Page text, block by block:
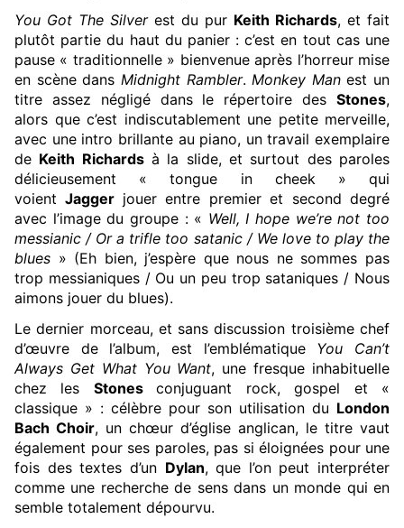
You Got The Silver est du pur Keith Richards, et fait
plutôt partie du haut du panier : c’est en tout cas une
pause « traditionnelle » bienvenue après l’horreur mise
en scène dans Midnight Rambler. Monkey Man est un
titre assez négligé dans le répertoire des Stones,
alors que c’est indiscutablement une petite merveille,
avec une intro brillante au piano, un travail exemplaire
de Keith Richards à la slide, et surtout des paroles
délicieusement « tongue in cheek » qui
voient Jagger jouer entre premier et second degré
avec l’image du groupe : « Well, I hope we’re not too
messianic / Or a trifle too satanic / We love to play the
blues » (Eh bien, j’espère que nous ne sommes pas
trop messianiques / Ou un peu trop sataniques / Nous
aimons jouer du blues).
Le dernier morceau, et sans discussion troisième chef
d’œuvre de l’album, est l’emblématique
You Can’t
Always Get What You Want, une fresque inhabituelle
chez les
Stones
conjuguant rock, gospel et «
classique » : célèbre pour son utilisation du London
Bach Choir, un chœur d’église anglican, le titre vaut
également pour ses paroles, pas si éloignées pour une
fois des textes d’un Dylan, que l’on peut interpréter
comme une recherche de sens dans un monde qui en
semble totalement dépourvu.